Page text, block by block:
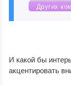
Других
И какой бы
акцентировать